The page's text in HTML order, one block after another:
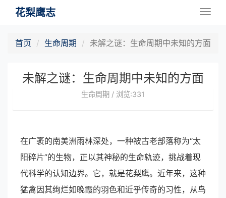
花梨鹰志
首页 生命周期 未解之谜：生命周期中未知的方面
未解之谜：生命周期中未知的方面
生命周期 / 浏览:331
在广袤的南美洲雨林深处，一种被古老部落称为“太
阳碎片”的生物，正以其神秘的生命轨迹，挑战着现
代科学的认知边界。它，就是花梨鹰。近年来，这种
猛禽因其绚烂如晚霞的羽色和近乎传奇的习性，从鸟